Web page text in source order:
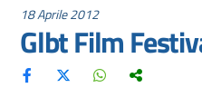
18 Aprile 2012
Glbt Film